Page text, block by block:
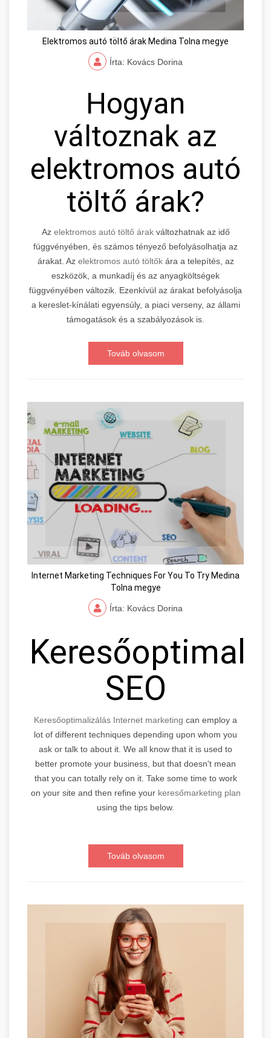
Elektromos autó töltő árak Medina Tolna megye
Írta: Kovács Dorina
Hogyan
változnak az
elektromos autó
töltő árak?
Az elektromos autó töltő árakváltozhatnak az idő
függvényében, és számos tényező befolyásolhatja az
árakat. Az elektromos autó töltőkára a telepítés, az
eszközök, a munkadíj és az anyagköltségek
függvényében változik. Ezenkívül az árakat befolyásolja
a kereslet-kínálati egyensúly, a piaci verseny, az állami
támogatások és a szabályozások is.
Továb olvasom
Internet Marketing Techniques For You To Try Medina
Tolna megye
Írta: Kovács Dorina
SEO
Keresőoptimalizálás Internet marketing can employ a
lot of different techniques depending upon whom you
ask or talk to about it. We all know that it is used to
better promote your business, but that doesn't mean
that you can totally rely on it. Take some time to work
on your site and then refine your keresőmarketing plan
using the tips below.
Továb olvasom